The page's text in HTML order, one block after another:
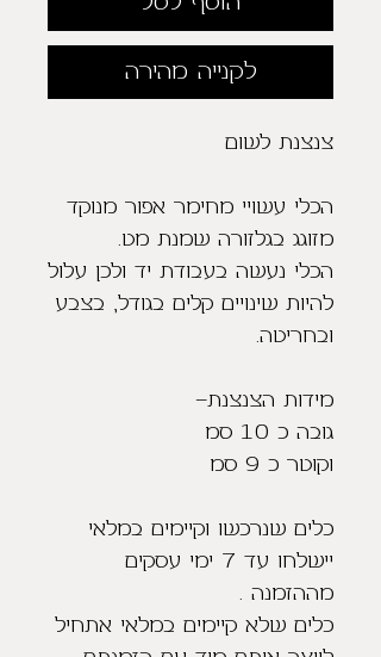
לקנייה מהירה
צנצנת לשום
הכלי עשויי מחימר אפור מנוקד
מזוגג בגלזורה שמנת מט.
הכלי נעשה בעבודת יד ולכן עלול
להיות שינויים קלים בגודל, בצבע
ובחריטה.
מידות הצנצנת-
גובה כ 10 סמ
וקוטר כ 9 סמ
כלים שנרכשו וקיימים במלאי
יישלחו עד 7 ימי עסקים
מההזמנה .
כלים שלא קיימים במלאי אתחיל